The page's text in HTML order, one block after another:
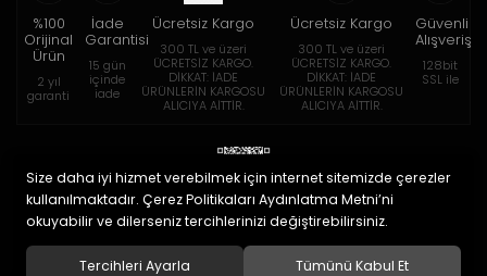
%100
Orijinal
Ürün
2 yıl
garanti
İade
Garantisi
15 gün
içinde
iade
Ücretsiz Kargo
300 TL ve üzeri
ÜCRETSİZ KARGO.
DİKKAT: İADE
ÜRÜNLERİN KARGOSU
ALICIYA AİTTİR.
Ücretsiz Kargo
300 TL ve üzeri
ÜCRETSİZ KARGO.
DİKKAT: İADE
ÜRÜNLERİN KARGOSU
ALICIYA AİTTİR.
Güvenli
Alışveriş
128bit
SSL ile
Size daha iyi hizmet verebilmek için internet sitemizde çerezler
kullanılmaktadır. Çerez Politikaları Aydınlatma Metni’ni
okuyabilir ve dilerseniz tercihlerinizi değiştirebilirsiniz.
Tercihleri Ayarla Tümünü Kabul Et